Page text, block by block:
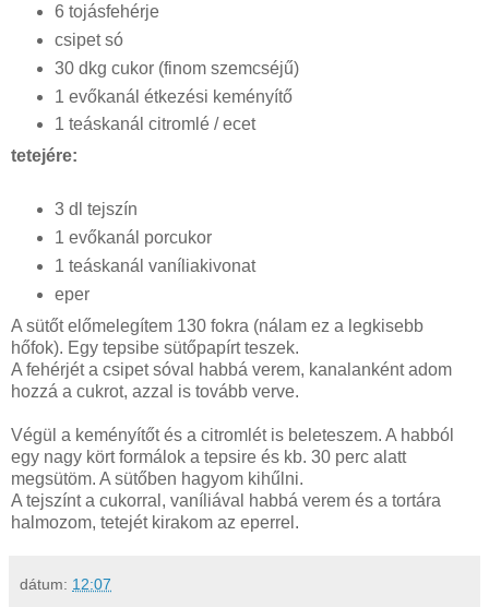
6 tojásfehérje
csipet só
30 dkg cukor (finom szemcséjű)
1 evőkanál étkezési keményítő
1 teáskanál citromlé / ecet
tetejére:
3 dl tejszín
1 evőkanál porcukor
1 teáskanál vaníliakivonat
eper
A sütőt előmelegítem 130 fokra (nálam ez a legkisebb
hőfok). Egy tepsibe sütőpapírt teszek.
A fehérjét a csipet sóval habbá verem, kanalanként adom
hozzá a cukrot, azzal is tovább verve.
Végül a keményítőt és a citromlét is beleteszem. A habból
egy nagy kört formálok a tepsire és kb. 30 perc alatt
megsütöm. A sütőben hagyom kihűlni.
A tejszínt a cukorral, vaníliával habbá verem és a tortára
halmozom, tetejét kirakom az eperrel.
dátum: 12:07